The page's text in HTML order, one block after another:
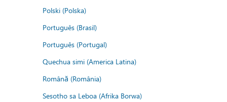
Polski (Polska)
Português (Brasil)
Português (Portugal)
Quechua simi (America Latina)
Română (România)
Sesotho sa Leboa (Afrika Borwa)